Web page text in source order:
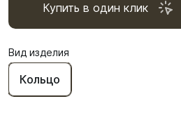
Купить в один клик
Вид изделия
Кольцо